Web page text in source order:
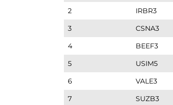
2
IRBR3
3
CSNA3
4
BEEF3
5
USIM5
6
VALE3
7
SUZB3